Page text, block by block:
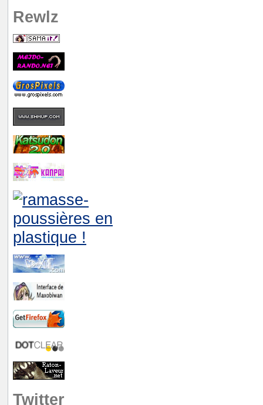
Rewlz
Twitter